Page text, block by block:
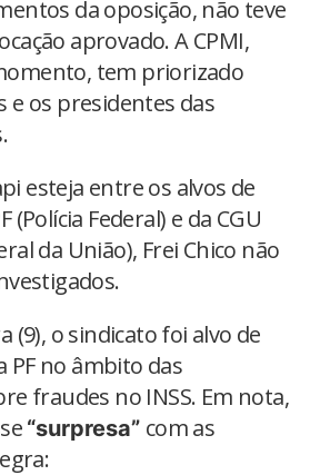
da oposição, não teve
aprovado. A CPMI,
tem priorizado
e os presidentes das
esteja entre os alvos de
(Polícia Federal) e da CGU
da União), Frei Chico não
(9), o sindicato foi alvo de
PF no âmbito das
fraudes no INSS. Em nota,
“surpresa” com as